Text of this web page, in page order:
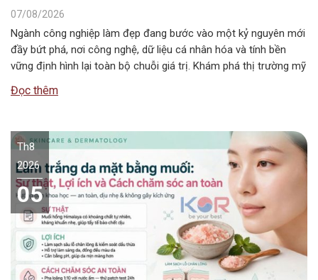
07/08/2026
Ngành công nghiệp làm đẹp đang bước vào một kỷ nguyên mới
đầy bứt phá, nơi công nghệ, dữ liệu cá nhân hóa và tính bền
vững định hình lại toàn bộ chuỗi giá trị. Khám phá thị trường mỹ
quy mô, động…
Đọc thêm
Th8
2026
05